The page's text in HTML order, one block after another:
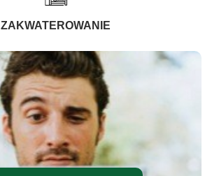
ZAKWATEROWANIE